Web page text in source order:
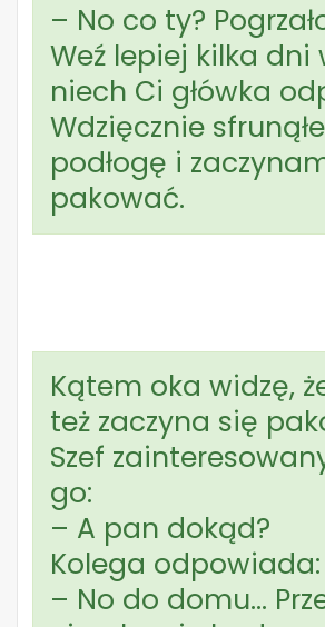
– No co ty?
Weź lepiej kilka dni
niech Ci główka
Wdzięcznie
podłogę i
pakować.
Kątem oka widzę,
też zaczyna się
Szef
go:
– A pan dokąd?
Kolega odpowiada:
– No do domu…